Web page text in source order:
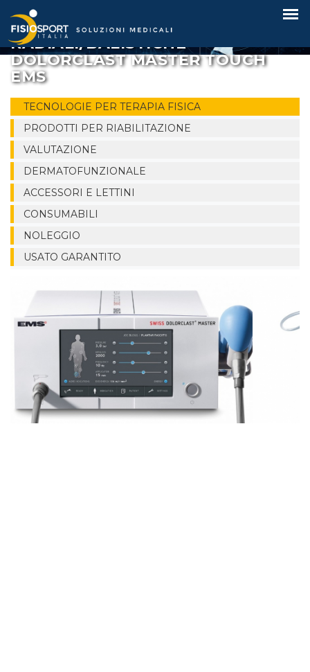
ONDE D'URTO
RADIALI/BALISTICHE
DOLORCLAST MASTER TOUCH
EMS
TECNOLOGIE PER TERAPIA FISICA
PRODOTTI PER RIABILITAZIONE
VALUTAZIONE
DERMATOFUNZIONALE
ACCESSORI E LETTINI
CONSUMABILI
NOLEGGIO
USATO GARANTITO